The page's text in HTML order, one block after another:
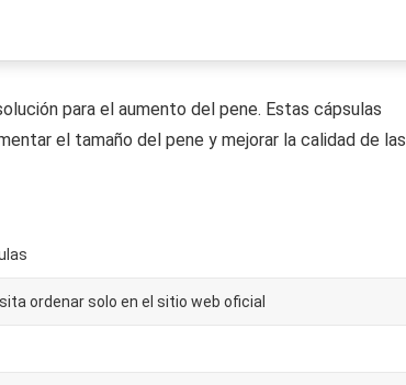
para el aumento del pene. Estas cápsulas
el tamaño del pene y mejorar la calidad de las
ordenar solo en el sitio web oficial